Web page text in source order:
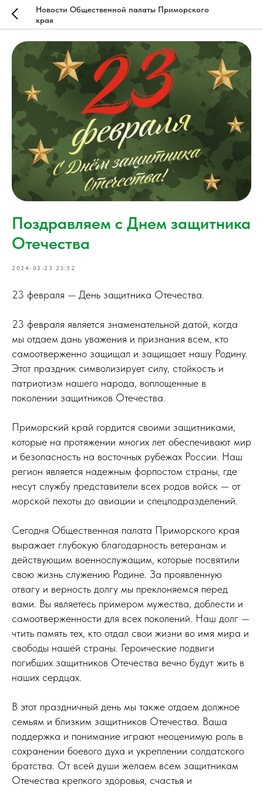
Новости Общественной палаты Приморского
края
Поздравляем с Днем защитника
Отечества
2024-02-23 23:52
23 февраля — День защитника Отечества.
23 февраля является знаменательной датой, когда
мы отдаем дань уважения и признания всем, кто
самоотверженно защищал и защищает нашу Родину.
Этот праздник символизирует силу, стойкость и
патриотизм нашего народа, воплощенные в
поколении защитников Отечества.
Приморский край гордится своими защитниками,
которые на протяжении многих лет обеспечивают мир
и безопасность на восточных рубежах России. Наш
регион является надежным форпостом страны, где
несут службу представители всех родов войск — от
морской пехоты до авиации и спецподразделений.
Сегодня Общественная палата Приморского края
выражает глубокую благодарность ветеранам и
действующим военнослужащим, которые посвятили
свою жизнь служению Родине. За проявленную
отвагу и верность долгу мы преклоняемся перед
вами. Вы являетесь примером мужества, доблести и
самоотверженности для всех поколений. Наш долг —
чтить память тех, кто отдал свои жизни во имя мира и
свободы нашей страны. Героические подвиги
погибших защитников Отечества вечно будут жить в
наших сердцах.
В этот праздничный день мы также отдаем должное
семьям и близким защитников Отечества. Ваша
поддержка и понимание играют неоценимую роль в
сохранении боевого духа и укреплении солдатского
братства. От всей души желаем всем защитникам
Отечества крепкого здоровья, счастья и